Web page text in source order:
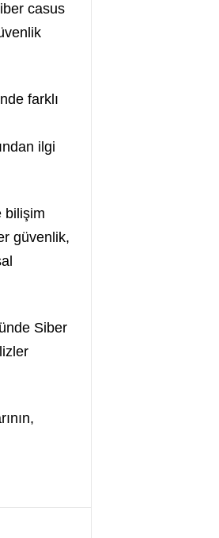
casus
farklı
ilgi
bilişim
güvenlik,
Siber